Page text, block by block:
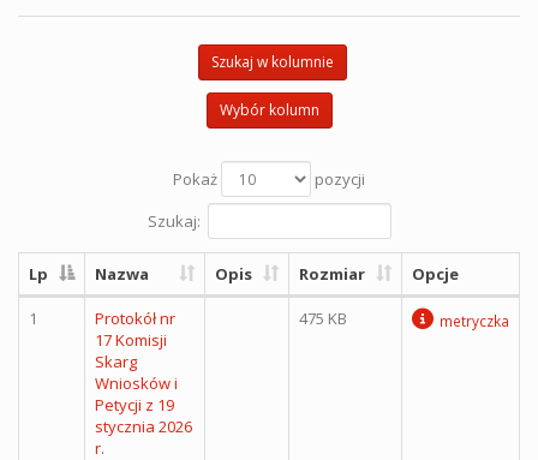
Szukaj w kolumnie
Wybór kolumn
Pokaż
pozycji
Szukaj:
Lp Nazwa Opis Rozmiar Opcje
1
Protokół nr
17 Komisji
Skarg
Wniosków i
Petycji z 19
stycznia 2026
r.
475 KB metryczka